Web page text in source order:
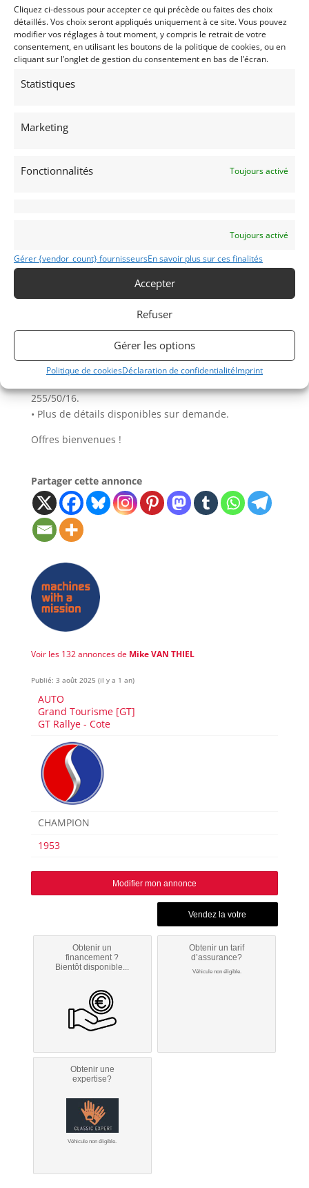
Cliquez ci-dessous pour accepter ce qui précède ou faites des choix
détaillés. Vos choix seront appliqués uniquement à ce site. Vous pouvez
modifier vos réglages à tout moment, y compris le retrait de votre
consentement, en utilisant les boutons de la politique de cookies, ou en
cliquant sur l’onglet de gestion du consentement en bas de l’écran.
Statistiques
Marketing
Fonctionnalités Toujours activé
Toujours activé
Gérer {vendor_count} fournisseursEn savoir plus sur ces finalités
Accepter
Refuser
Gérer les options
Politique de cookiesDéclaration de confidentialitéImprint
mexicain valide.
Quelques spécifications
• Moteur Chevrolet 5,7 L.
• Deux boîtiers MSD et bobines
• Boîte de vitesses Richmond 5 rapports, carter en
• Essieu arrière Ford 9 pouces avec demi-arbres
renforcée, barres de chasse à rotule, ressorts
hélicoïdaux, amortisseurs QA1, barre anti-roulis.
• Boîte à pédales Willwood, équilibre des freins
réglable.
• Freins avant : étriers Willwood à 6 pistons, disques
ventilés.
• Freins arrière : étriers Willwood à 4 pistons,
disques ventilés.
• Direction assistée.
• Réservoir de carburant de 120 litres.
255/50/16.
• Plus de détails disponibles sur demande.
Offres bienvenues !
Partager cette annonce
Voir les 132 annonces de Mike VAN THIEL
Publié: 3 août 2025 (il y a 1 an)
AUTO
Grand Tourisme [GT]
GT Rallye - Cote
CHAMPION
1953
Modifier mon annonce
Obtenir un
financement ?
Bientôt disponible...
Obtenir un tarif
d’assurance?
Véhicule non éligible.
Obtenir une
expertise?
Véhicule non éligible.